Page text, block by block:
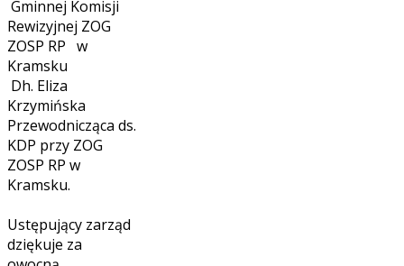
Gminnej Komisji
Rewizyjnej ZOG
ZOSP RP w
Kramsku
Dh. Eliza
Krzymińska
Przewodnicząca ds.
KDP przy ZOG
ZOSP RP w
Kramsku.
Ustępujący zarząd
dziękuje za